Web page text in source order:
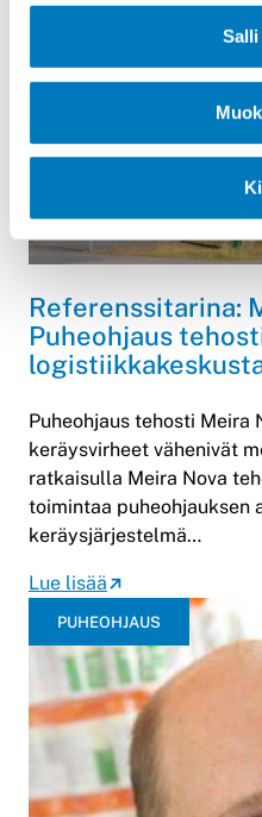
Salli
Referenssitarina:
Puheohjaus
Puheohjaus tehosti Meira
keräysvirheet vähenivät
ratkaisulla Meira Nova
toimintaa puheohjauksen
keräysjärjestelmä…
Lue lisää
PUHEOHJAUS